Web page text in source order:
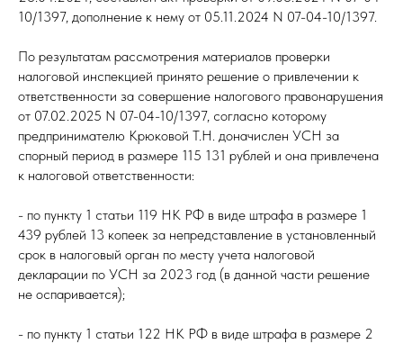
10/1397, дополнение к нему от 05.11.2024 N 07-04-10/1397.
По результатам рассмотрения материалов проверки
налоговой инспекцией принято решение о привлечении к
ответственности за совершение налогового правонарушения
от 07.02.2025 N 07-04-10/1397, согласно которому
предпринимателю Крюковой Т.Н. доначислен УСН за
спорный период в размере 115 131 рублей и она привлечена
к налоговой ответственности:
- по пункту 1 статьи 119 НК РФ в виде штрафа в размере 1
439 рублей 13 копеек за непредставление в установленный
срок в налоговый орган по месту учета налоговой
декларации по УСН за 2023 год (в данной части решение
не оспаривается);
- по пункту 1 статьи 122 НК РФ в виде штрафа в размере 2